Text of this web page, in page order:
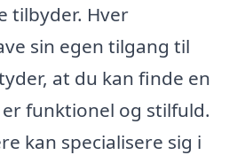
tilbyder. Hver
sin egen tilgang til
at du kan finde en
funktionel og stilfuld.
kan specialisere sig i